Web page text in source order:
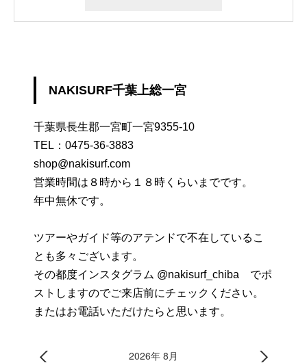
NAKISURF千葉上総一宮
千葉県長生郡一宮町一宮9355-10
TEL： 0475-36-3883
shop@nakisurf.com
営業時間は８時から１８時くらいまでです。
年中無休です。
ツアーやガイド等のアテンドで不在しているこ
とも多々ございます。
その都度インスタグラム @nakisurf_chiba でポ
ストしますのでご来店前にチェックください。
またはお電話いただけたらと思います。
2026年 8月